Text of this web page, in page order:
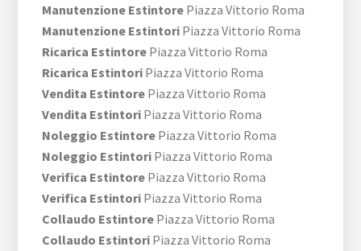
Manutenzione Estintore Piazza Vittorio Roma
Manutenzione Estintori Piazza Vittorio Roma
Ricarica Estintore Piazza Vittorio Roma
Ricarica Estintori Piazza Vittorio Roma
Vendita Estintore Piazza Vittorio Roma
Vendita Estintori Piazza Vittorio Roma
Noleggio Estintore Piazza Vittorio Roma
Noleggio Estintori Piazza Vittorio Roma
Verifica Estintore Piazza Vittorio Roma
Verifica Estintori Piazza Vittorio Roma
Collaudo Estintore Piazza Vittorio Roma
Collaudo Estintori Piazza Vittorio Roma